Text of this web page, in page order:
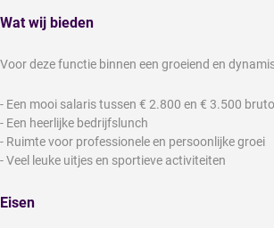
Wat wij bieden
Voor deze functie binnen een groeiend en
- Een mooi salaris tussen € 2.800 en € 3.500
- Een heerlijke bedrijfslunch
- Ruimte voor professionele en persoonlijke groei
- Veel leuke uitjes en sportieve activiteiten
Eisen